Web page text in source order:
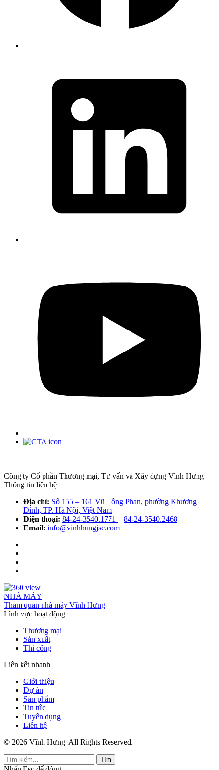
Công ty Cổ phần Thương mại, Tư vấn và Xây dựng Vĩnh Hưng
Thông tin liên hệ
Địa chỉ: Số 155 – 161 Vũ Tông Phan, phường Khương
Đình, TP. Hà Nội, Việt Nam
Điện thoại: 84-24-3540.1771 – 84-24-3540.2468
Email: info@vinhhungjsc.com
NHÀ MÁY
Tham quan nhà máy Vĩnh Hưng
Lĩnh vực hoạt động
Thương mại
Sản xuất
Thi công
Liên kết nhanh
Giới thiệu
Dự án
Sản phẩm
Tin tức
Tuyển dụng
Liên hệ
© 2026 Vĩnh Hưng. All Rights Reserved.
Tìm